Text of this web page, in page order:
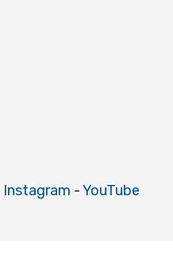
Instagram -YouTube